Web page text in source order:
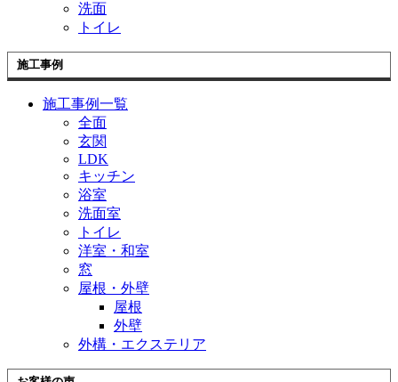
洗面
トイレ
施工事例
施工事例一覧
全面
玄関
LDK
キッチン
浴室
洗面室
トイレ
洋室・和室
窓
屋根・外壁
屋根
外壁
外構・エクステリア